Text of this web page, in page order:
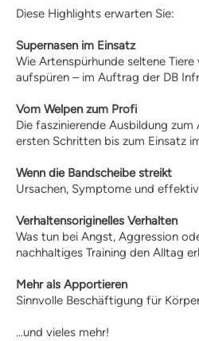
Multimedia
Audios: BHV
Videos: Online-
Service
Downloads für
Hundetrainer
Neuigkeiten
Archiv
HundehalterWissen
Hundeschule finden
Ausbildung
Halter
Hundeführerschein
Diese Highlights erwarten Sie:
Supernasen im Einsatz
Wie Artenspürhunde seltene
aufspüren – im Auftrag der DB
Vom Welpen zum Profi
Die faszinierende Ausbildung
ersten Schritten bis zum Einsatz
Wenn die Bandscheibe streikt
Ursachen, Symptome und
Verhaltensoriginelles Verhalten
Was tun bei Angst, Aggression
nachhaltiges Training den Alltag
Mehr als Apportieren
Sinnvolle Beschäftigung für
...und vieles mehr!